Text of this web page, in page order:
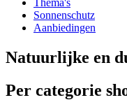
Thema's
Sonnenschutz
Aanbiedingen
Natuurlijke en
Per categorie